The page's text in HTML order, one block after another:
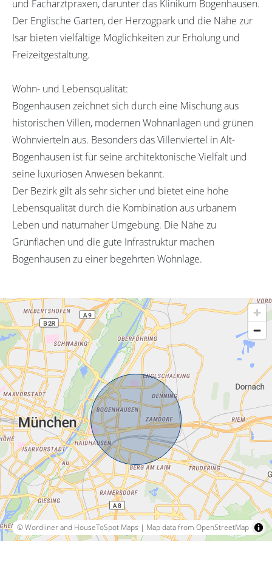
und Facharztpraxen, darunter das Klinikum Bogenhausen.
Der Englische Garten, der Herzogpark und die Nähe zur
Isar bieten vielfältige Möglichkeiten zur Erholung und
Freizeitgestaltung.
Wohn- und Lebensqualität:
Bogenhausen zeichnet sich durch eine Mischung aus
historischen Villen, modernen Wohnanlagen und grünen
Wohnvierteln aus. Besonders das Villenviertel in Alt-
Bogenhausen ist für seine architektonische Vielfalt und
seine luxuriösen Anwesen bekannt.
Der Bezirk gilt als sehr sicher und bietet eine hohe
Lebensqualität durch die Kombination aus urbanem
Leben und naturnaher Umgebung. Die Nähe zu
Grünflächen und die gute Infrastruktur machen
Bogenhausen zu einer begehrten Wohnlage.
© Wordliner and HouseToSpot Maps | Map data from OpenStreetMap